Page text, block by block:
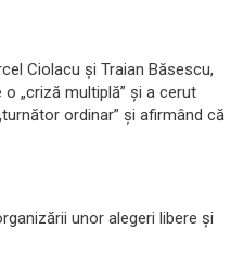
Ciolacu și Traian Băsescu,
„criză multiplă” și a cerut
ordinar” și afirmând că
unor alegeri libere și